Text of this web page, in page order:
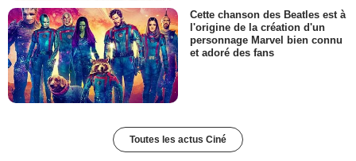
Cette chanson des Beatles est à
l'origine de la création d'un
personnage Marvel bien connu
et adoré des fans
Toutes les actus Ciné